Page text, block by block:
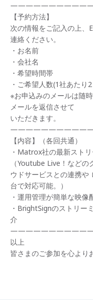
【予約方法】
次の情報をご記入の上
連絡ください。
・お名前
・会社名
・希望時間帯
・ご希望人数(1社あたり
※お申込みのメールは随
メールを返信させて
いただきます。
【内容】（各回共通）
・Matrox社の最新スト
（Youtube Live！などの
ウドサービスとの連携や
台で対応可能。）
・運用管理が簡単な映
・BrightSignのストリー
介
以上
皆さまのご参加を心より